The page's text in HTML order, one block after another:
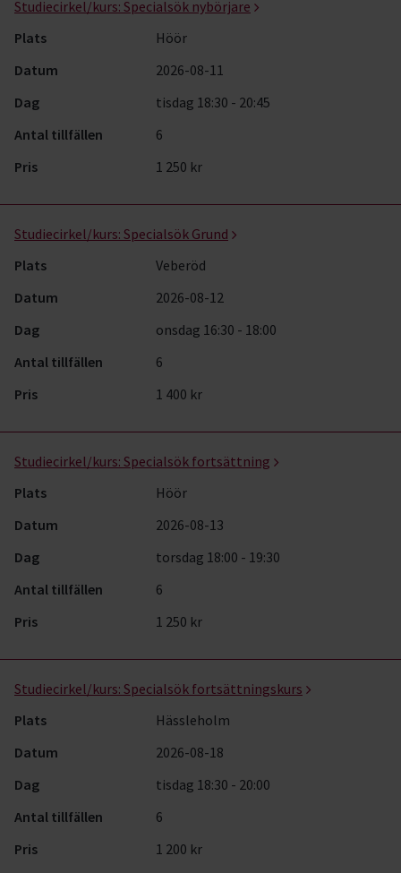
Studiecirkel/kurs: Specialsök nybörjare
Plats
Höör
Datum
2026-08-11
Dag
tisdag 18:30 - 20:45
Antal tillfällen
6
Pris
1 250 kr
Studiecirkel/kurs: Specialsök Grund
Plats
Veberöd
Datum
2026-08-12
Dag
onsdag 16:30 - 18:00
Antal tillfällen
6
Pris
1 400 kr
Studiecirkel/kurs: Specialsök fortsättning
Plats
Höör
Datum
2026-08-13
Dag
torsdag 18:00 - 19:30
Antal tillfällen
6
Pris
1 250 kr
Studiecirkel/kurs: Specialsök fortsättningskurs
Plats
Hässleholm
Datum
2026-08-18
Dag
tisdag 18:30 - 20:00
Antal tillfällen
6
Pris
1 200 kr